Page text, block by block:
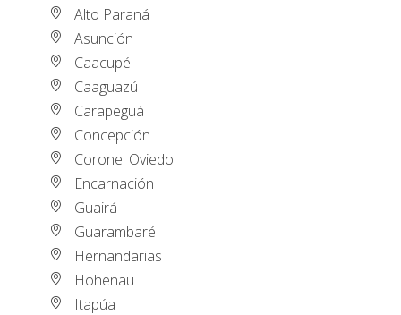
Alto Paraná
Asunción
Caacupé
Caaguazú
Carapeguá
Concepción
Coronel Oviedo
Encarnación
Guairá
Guarambaré
Hernandarias
Hohenau
Itapúa